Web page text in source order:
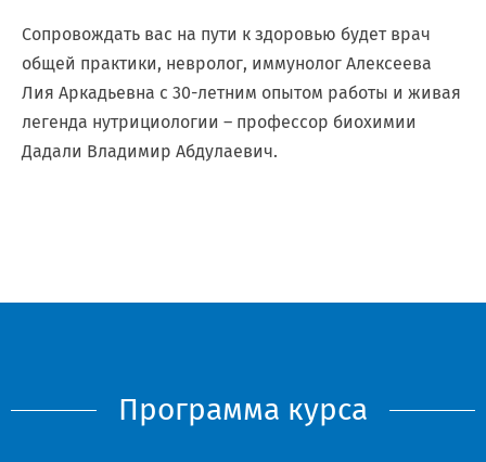
Сопровождать вас на пути к здоровью будет врач
общей практики, невролог, иммунолог Алексеева
Лия Аркадьевна с 30-летним опытом работы и живая
легенда нутрициологии – профессор биохимии
Дадали Владимир Абдулаевич.
Программа курса